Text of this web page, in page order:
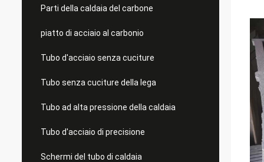
Parti della caldaia del carbone
piatto di acciaio al carbonio
Tubo d'acciaio senza cuciture
Tubo senza cuciture della lega
Tubo ad alta pressione della caldaia
Tubo d'acciaio di precisione
Schermi del tubo di caldaia